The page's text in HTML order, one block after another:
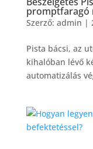
promptfaragó
Szerző: admin |
Pista bácsi, az
kihalóban lévő
automatizálás